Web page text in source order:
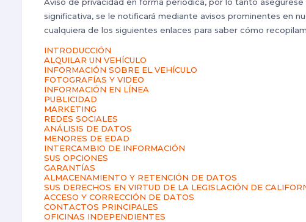
significativa, se le notificará mediante avisos prominentes en
cualquiera de los siguientes enlaces para saber cómo
INTRODUCCIÓN
ALQUILAR UN VEHÍCULO
INFORMACIÓN SOBRE EL VEHÍCULO
FOTOGRAFÍAS Y VIDEO
INFORMACIÓN EN LÍNEA
PUBLICIDAD
MARKETING
REDES SOCIALES
ANÁLISIS DE DATOS
MENORES DE EDAD
INTERCAMBIO DE INFORMACIÓN
SUS OPCIONES
GARANTÍAS
ALMACENAMIENTO Y RETENCIÓN DE DATOS
SUS DERECHOS EN VIRTUD DE LA LEGISLACIÓN DE
ACCESO Y CORRECCIÓN DE DATOS
CONTACTOS PRINCIPALES
OFICINAS INDEPENDIENTES